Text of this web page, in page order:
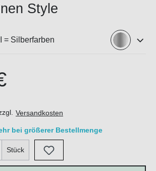
Style
= Silberfarben
Versandkosten
bei größerer Bestellmenge
den gewünschten Wert ein oder
Stück